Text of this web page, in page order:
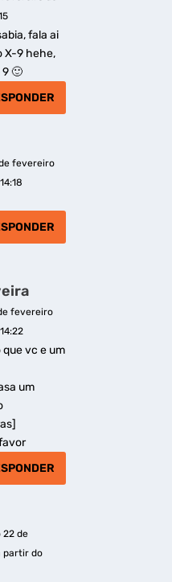
fala ai
X-9 hehe,
🙂
fevereiro
fevereiro
vc e um
um
22 de
partir do